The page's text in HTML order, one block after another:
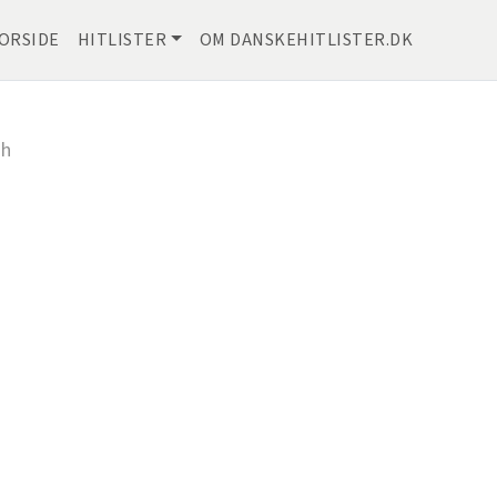
HITLISTER OM DANSKEHITLISTER.DK